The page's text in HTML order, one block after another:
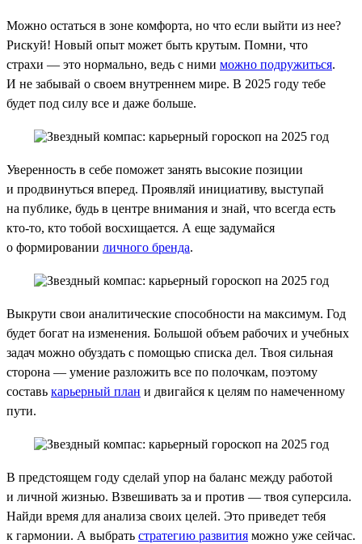
Можно остаться в зоне комфорта, но что если выйти из нее?
Рискуй! Новый опыт может быть крутым. Помни, что
страхи — это нормально, ведь с ними можно подружиться.
И не забывай о своем внутреннем мире. В 2025 году тебе
будет под силу все и даже больше.
Уверенность в себе поможет занять высокие позиции
и продвинуться вперед. Проявляй инициативу, выступай
на публике, будь в центре внимания и знай, что всегда есть
кто-то, кто тобой восхищается. А еще задумайся
о формировании личного бренда.
Выкрути свои аналитические способности на максимум. Год
будет богат на изменения. Большой объем рабочих и учебных
задач можно обуздать с помощью списка дел. Твоя сильная
сторона — умение разложить все по полочкам, поэтому
составь карьерный план и двигайся к целям по намеченному
пути.
В предстоящем году сделай упор на баланс между работой
и личной жизнью. Взвешивать за и против — твоя суперсила.
Найди время для анализа своих целей. Это приведет тебя
к гармонии. А выбрать стратегию развития можно уже сейчас.